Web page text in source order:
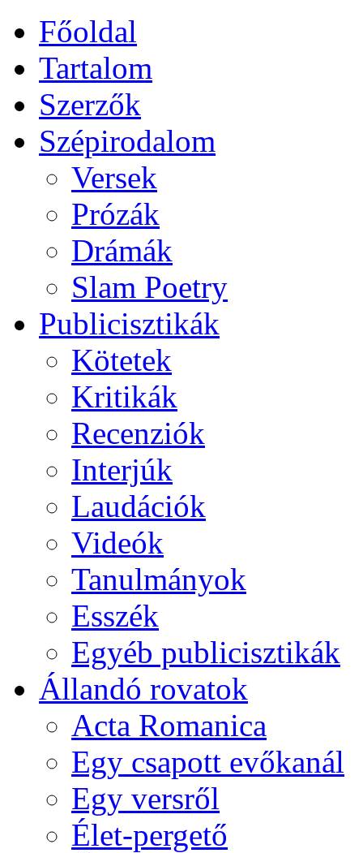
Főoldal
Tartalom
Szerzők
Szépirodalom
Versek
Prózák
Drámák
Slam Poetry
Publicisztikák
Kötetek
Kritikák
Recenziók
Interjúk
Laudációk
Videók
Tanulmányok
Esszék
Egyéb publicisztikák
Állandó rovatok
Acta Romanica
Egy csapott evőkanál
Egy versről
Élet-pergető